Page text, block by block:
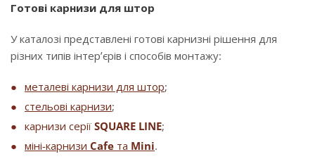
Готові карнизи для штор
У каталозі представлені готові карнизні рішення для
різних типів інтер’єрів і способів монтажу:
металеві карнизи для штор;
стельові карнизи;
карнизи серії SQUARE LINE;
міні-карнизи Cafe та Mini.